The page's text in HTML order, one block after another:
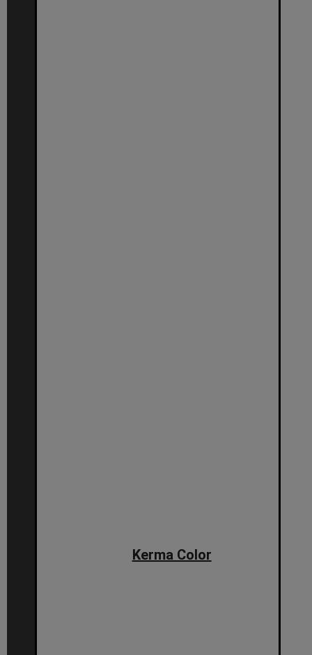
Kerma Color